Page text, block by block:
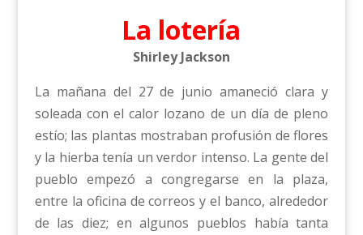
La lotería
Shirley Jackson
La mañana del 27 de junio amaneció clara y
soleada con el calor lozano de un día de pleno
estío; las plantas mostraban profusión de flores
y la hierba tenía un verdor intenso. La gente del
pueblo empezó a congregarse en la plaza,
entre la oficina de correos y el banco, alrededor
de las diez; en algunos pueblos había tanta